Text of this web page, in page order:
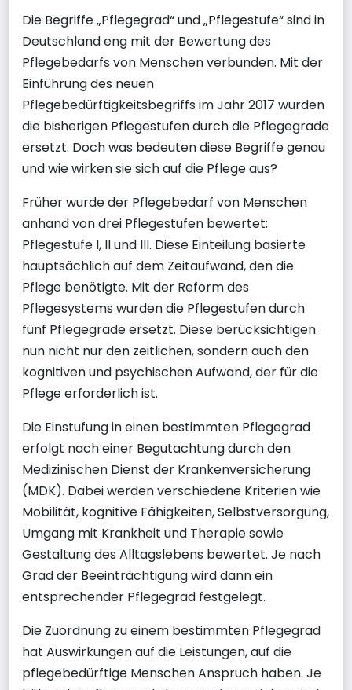
Die Begriffe „Pflegegrad“ und „Pflegestufe“ sind in
Deutschland eng mit der Bewertung des
Pflegebedarfs von Menschen verbunden. Mit der
Einführung des neuen
Pflegebedürftigkeitsbegriffs im Jahr 2017 wurden
die bisherigen Pflegestufen durch die Pflegegrade
ersetzt. Doch was bedeuten diese Begriffe genau
und wie wirken sie sich auf die Pflege aus?
Früher wurde der Pflegebedarf von Menschen
anhand von drei Pflegestufen bewertet:
Pflegestufe I, II und III. Diese Einteilung basierte
hauptsächlich auf dem Zeitaufwand, den die
Pflege benötigte. Mit der Reform des
Pflegesystems wurden die Pflegestufen durch
fünf Pflegegrade ersetzt. Diese berücksichtigen
nun nicht nur den zeitlichen, sondern auch den
kognitiven und psychischen Aufwand, der für die
Pflege erforderlich ist.
Die Einstufung in einen bestimmten Pflegegrad
erfolgt nach einer Begutachtung durch den
Medizinischen Dienst der Krankenversicherung
(MDK). Dabei werden verschiedene Kriterien wie
Mobilität, kognitive Fähigkeiten, Selbstversorgung,
Umgang mit Krankheit und Therapie sowie
Gestaltung des Alltagslebens bewertet. Je nach
Grad der Beeinträchtigung wird dann ein
entsprechender Pflegegrad festgelegt.
Die Zuordnung zu einem bestimmten Pflegegrad
hat Auswirkungen auf die Leistungen, auf die
pflegebedürftige Menschen Anspruch haben. Je